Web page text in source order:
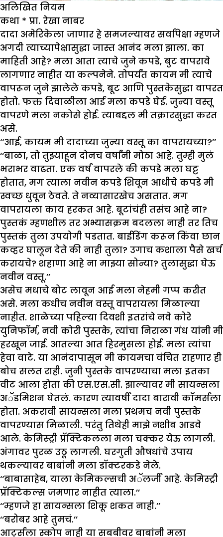
अलिखित नियम
कथा * प्रा. रेखा नाबर
दादा अमेरिकेला जाणार हे समजल्यावर सर्वांपेक्षा म्हणजे
अगदी त्याच्यापेक्षासुद्धा जास्त आनंद मला झाला. का
माहिती आहे? मला आता त्याचे जुने कपडे, बुट वापरावे
लागणार नाहीत या कल्पनेने. तोपर्यंत कायम मी त्याचे
वापरून जुने झालेले कपडे, बूट आणि पुस्तकेसुद्धा वापरत
होतो. फक्त दिवाळीला आई मला कपडे घेई. जुन्या वस्तू
वापरणे मला नकोसे होई. त्याबद्दल मी तक्रारसुद्धा करत
असे.
‘‘आई, कायम मी दादाच्या जुन्या वस्तू का वापरायच्या?’’
‘‘बाळा, तो तुझ्याहून दोनच वर्षांनी मोठा आहे. तुम्ही मुलं
भराभर वाढता. एक वर्ष वापरले की कपडे मला घट्ट
होतात, मग त्याला नवीन कपडे शिवून आधीचे कपडे मी
स्वच्छ धुवून ठेवते. ते नव्यासारखेच असतात. मग
वापरायला काय हरकत आहे. बूटांचंही तसंच आहे ना?
पुस्तकं म्हणशील तर अभ्यासक्रम बदलला नाही तर तिच
पुस्तकं तुला उपयोगी पडतात. बाईडिंग करून किंवा छान
कव्हर घालून देते की नाही तुला? उगाच कशाला पैसे खर्च
करायचे? शहाणा आहे ना माझ्या सोन्या? तुलासुद्धा घेऊ
नवीन वस्तू.’’
असेच मधाचे बोट लावून आई मला नेहमी गप्प करीत
असे. मला कधीच नवीन वस्तू वापरायला मिळाल्या
नाहीत. शाळेच्या पहिल्या दिवशी इतरांचे नवे कोरे
युनिफॉर्म, नवी कोरी पुस्तके, त्यांचा निराळा गंध यांनी मी
हरखून जाई. आतल्या आत हिरमुसला होई. मला त्यांचा
हेवा वाटे. या आनंदापासून मी कायमचा वंचित राहणार ही
बोच सलत राही. जुनी पुस्तके वापरण्याचा मला इतका
वीट आला होता की एस.एस.सी. झाल्यावर मी सायन्सला
अॅडमिशन घेतलं. कारण त्यावर्षी दादा बारावी कॉमर्सला
होता. अकरावी सायन्सला मला प्रथमच नवी पुस्तके
वापरण्यास मिळाली. परंतु तिथेही माझे नशीब आडवे
आले. केमिस्ट्री प्रॅक्टिकलला मला चक्कर येऊ लागली.
अंगावर पुरळ उठू लागली. घरगुती औषधांचे उपाय
थकल्यावर बाबांनी मला डॉक्टरकडे नेले.
‘‘बाबासाहेब, याला केमिकल्सची अॅलर्जी आहे. केमिस्ट्री
प्रॅक्टिकल्स जमणार नाहीत त्याला.’’
‘‘म्हणजे हा सायन्सला शिकू शकत नाही.’’
‘‘बरोबर आहे तुमचं.’’
आर्ट्सला स्कोप नाही या सबबीवर बाबांनी मला